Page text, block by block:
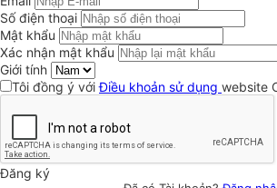
Số điện thoại
Mật khẩu
Xác nhận mật khẩu
Giới tính
Tôi đồng ý vớiĐiều khoản sử dụng website
Đăng ký